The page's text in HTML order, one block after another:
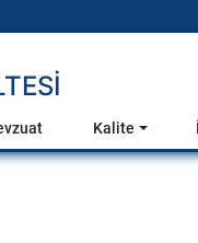
Kalite